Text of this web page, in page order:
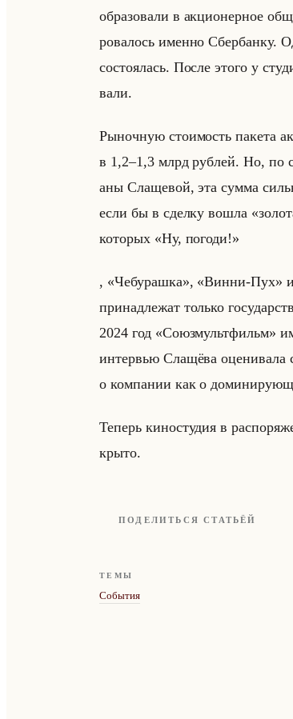
об­ра­зо­ва­ли в ак­ци­онер­ное
ро­ва­лось имен­но Сбер­бан­ку.
со­сто­ялась. После этого у
ва­ли.
Ры­ноч­ную сто­имость па­ке­та
в 1,2–1,3 млрд руб­лей. Но, по
аны Сла­ще­вой, эта сумма
если бы в сдел­ку вошла
ко­то­рых «Ну, погоди!»
, «Чебурашка», «Винни-Пух»
при­над­ле­жат только
2024 год «Союзмультфильм»
ин­тер­вью Сла­щё­ва оце­ни­ва­ла
о ком­па­нии как о
Те­перь ки­но­сту­дия в
кры­то.
ПОДЕЛИТЬСЯ СТАТЬЁЙ
ТЕМЫ
События